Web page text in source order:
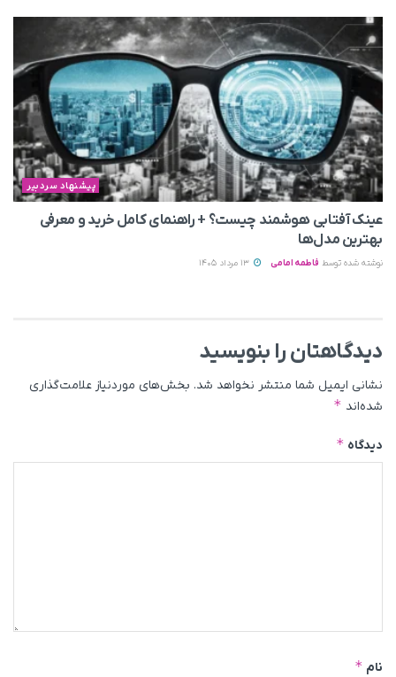
پیشنهاد سردبیر
عینک آفتابی هوشمند چیست؟ + راهنمای کامل خرید و معرفی
بهترین مدل‌ها
نوشته شده توسط فاطمه امامی
دیدگاهتان را بنویسید
نشانی ایمیل شما منتشر نخواهد شد. بخش‌های موردنیاز علامت‌گذاری
شده‌اند *
دیدگاه *
نام *